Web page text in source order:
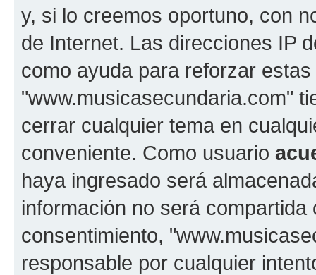
y, si lo creemos oportuno, con
de Internet. Las direcciones IP
como ayuda para reforzar
"www.musicasecundaria.com"
cerrar cualquier tema en
conveniente. Como usuario
haya ingresado será
información no será
consentimiento,
responsable por cualquier